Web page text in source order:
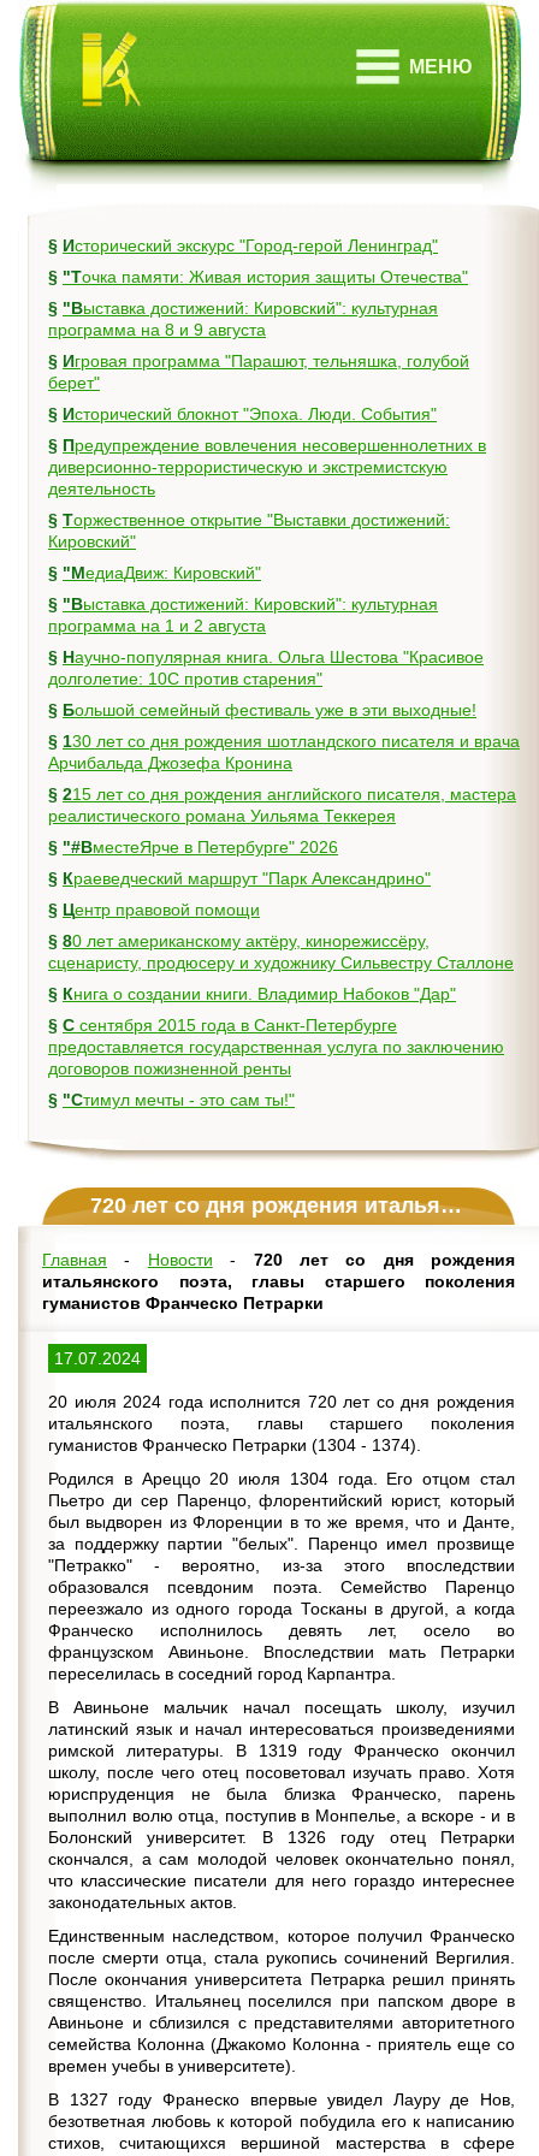
МЕНЮ
§
Исторический экскурс "Город-герой Ленинград"
§
"Точка памяти: Живая история защиты Отечества"
§ "Выставка достижений: Кировский": культурная
программа на 8 и 9 августа
§ Игровая программа "Парашют, тельняшка, голубой
берет"
§
Исторический блокнот "Эпоха. Люди. События"
§ Предупреждение вовлечения несовершеннолетних в
диверсионно-террористическую и экстремистскую
деятельность
§ Торжественное открытие "Выставки достижений:
Кировский"
§
"МедиаДвиж: Кировский"
§ "Выставка достижений: Кировский": культурная
программа на 1 и 2 августа
§ Научно-популярная книга. Ольга Шестова "Красивое
долголетие: 10C против старения"
§
Большой семейный фестиваль уже в эти выходные!
§ 130 лет со дня рождения шотландского писателя и врача
Арчибальда Джозефа Кронина
§ 215 лет со дня рождения английского писателя, мастера
реалистического романа Уильяма Теккерея
§
"#ВместеЯрче в Петербурге" 2026
§
Краеведческий маршрут "Парк Александрино"
§
Центр правовой помощи
§ 80 лет американскому актёру, кинорежиссёру,
сценаристу, продюсеру и художнику Сильвестру Сталлоне
§
Книга о создании книги. Владимир Набоков "Дар"
§ С сентября 2015 года в Санкт-Петербурге
предоставляется государственная услуга по заключению
договоров пожизненной ренты
§
"Стимул мечты - это сам ты!"
720 лет со дня рождения итальянского поэта, главы старшего поколения гуманистов Франческо Петрарки
Главная - Новости - 720 лет со дня рождения
итальянского поэта, главы старшего поколения
гуманистов Франческо Петрарки
17.07.2024
20 июля 2024 года исполнится 720 лет со дня рождения
итальянского поэта, главы старшего поколения
гуманистов Франческо Петрарки (1304 - 1374).
Родился в Ареццо 20 июля 1304 года. Его отцом стал
Пьетро ди сер Паренцо, флорентийский юрист, который
был выдворен из Флоренции в то же время, что и Данте,
за поддержку партии "белых". Паренцо имел прозвище
"Петракко" - вероятно, из-за этого впоследствии
образовался псевдоним поэта. Семейство Паренцо
переезжало из одного города Тосканы в другой, а когда
Франческо исполнилось девять лет, осело во
французском Авиньоне. Впоследствии мать Петрарки
переселилась в соседний город Карпантра.
В Авиньоне мальчик начал посещать школу, изучил
латинский язык и начал интересоваться произведениями
римской литературы. В 1319 году Франческо окончил
школу, после чего отец посоветовал изучать право. Хотя
юриспруденция не была близка Франческо, парень
выполнил волю отца, поступив в Монпелье, а вскоре - и в
Болонский университет. В 1326 году отец Петрарки
скончался, а сам молодой человек окончательно понял,
что классические писатели для него гораздо интереснее
законодательных актов.
Единственным наследством, которое получил Франческо
после смерти отца, стала рукопись сочинений Вергилия.
После окончания университета Петрарка решил принять
священство. Итальянец поселился при папском дворе в
Авиньоне и сблизился с представителями авторитетного
семейства Колонна (Джакомо Колонна - приятель еще со
времен учебы в университете).
В 1327 году Франеско впервые увидел Лауру де Нов,
безответная любовь к которой побудила его к написанию
стихов, считающихся вершиной мастерства в сфере